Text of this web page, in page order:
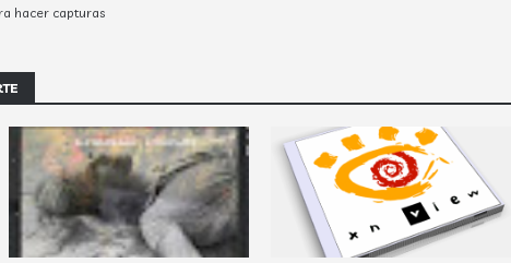
hacer capturas